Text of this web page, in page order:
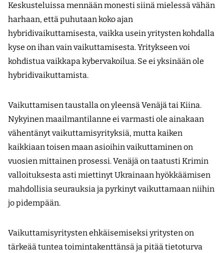
Keskusteluissa mennään monesti siinä mielessä vähän
harhaan, että puhutaan koko ajan
hybridivaikuttamisesta, vaikka usein yritysten kohdalla
kyse on ihan vain vaikuttamisesta. Yritykseen voi
kohdistua vaikkapa kybervakoilua. Se ei yksinään ole
hybridivaikuttamista.
Vaikuttamisen taustalla on yleensä Venäjä tai Kiina.
Nykyinen maailmantilanne ei varmasti ole ainakaan
vähentänyt vaikuttamisyrityksiä, mutta kaiken
kaikkiaan toisen maan asioihin vaikuttaminen on
vuosien mittainen prosessi. Venäjä on taatusti Krimin
valloituksesta asti miettinyt Ukrainaan hyökkäämisen
mahdollisia seurauksia ja pyrkinyt vaikuttamaan niihin
jo pidempään.
Vaikuttamisyritysten ehkäisemiseksi yritysten on
tärkeää tuntea toimintakenttänsä ja pitää tietoturva